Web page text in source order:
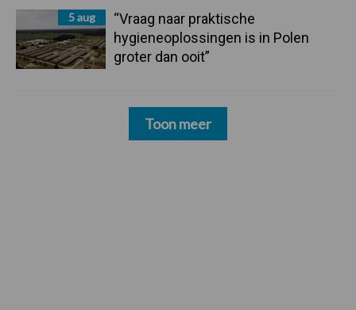
5 aug
“Vraag naar praktische
hygieneoplossingen is in Polen
groter dan ooit”
Toon meer